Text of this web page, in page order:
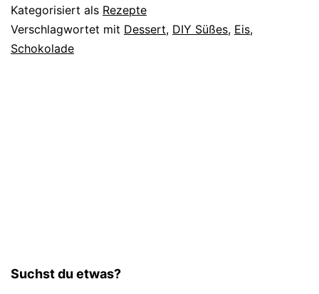
Kategorisiert als Rezepte
Verschlagwortet mit Dessert, DIY Süßes, Eis,
Schokolade
Suchst du etwas?